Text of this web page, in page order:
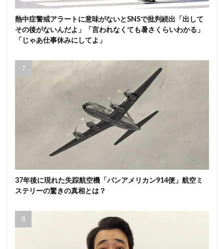
熱中症警戒アラートに意味がないとSNSで批判続出「出して
その後がないんだよ」「言われなくても暑さくらいわかる」
「じゃあ仕事休みにしてよ」
37年後に現れた失踪航空機「パンアメリカン914便」航空ミ
ステリーの驚きの真相とは？